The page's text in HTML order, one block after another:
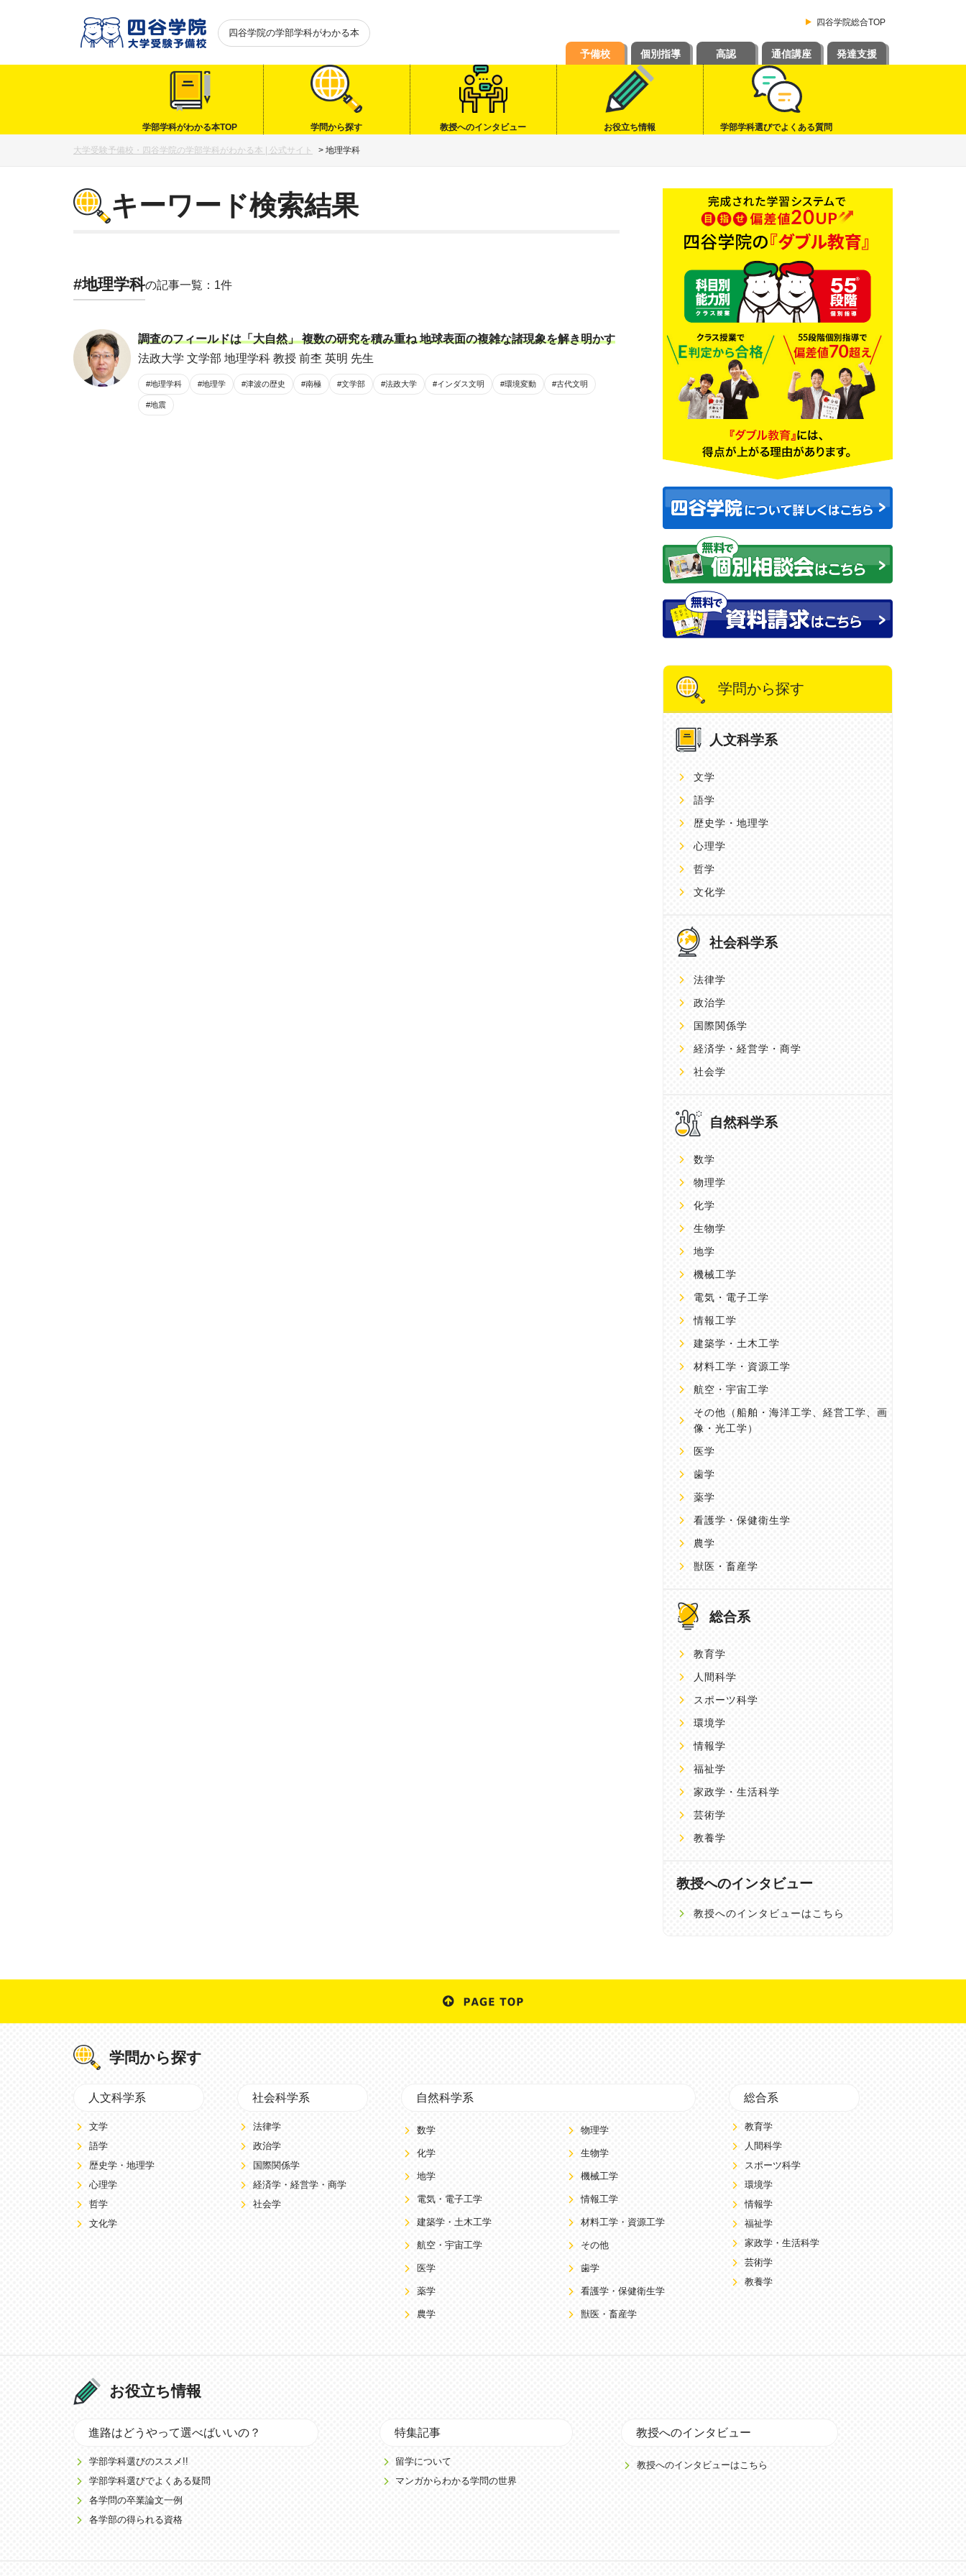
四谷学院の学部学科がわかる本
四谷学院総合TOP
予備校 個別指導 高認 通信講座 発達支援
学部学科がわかる本TOP 学問から探す 教授へのインタビュー お役立ち情報 学部学科選びでよくある質問
大学受験予備校・四谷学院の学部学科がわかる本 | 公式サイト > 地理学科
キーワード検索結果
#地理学科の記事一覧：1件
調査のフィールドは「大自然」 複数の研究を積み重ね 地球表面の複雑な諸現象を解き明かす
法政大学 文学部 地理学科 教授 前杢 英明 先生
#地理学科 #地理学 #津波の歴史 #南極 #文学部 #法政大学 #インダス文明 #環境変動 #古代文明
#地震
学問から探す
人文科学系
文学
語学
歴史学・地理学
心理学
哲学
文化学
社会科学系
法律学
政治学
国際関係学
経済学・経営学・商学
社会学
自然科学系
数学
物理学
化学
生物学
地学
機械工学
電気・電子工学
情報工学
建築学・土木工学
材料工学・資源工学
航空・宇宙工学
その他 （船舶・海洋工学、経営工学、画
像・光工学）
医学
歯学
薬学
看護学・保健衛生学
農学
獣医・畜産学
総合系
教育学
人間科学
スポーツ科学
環境学
情報学
福祉学
家政学・生活科学
芸術学
教養学
教授へのインタビュー
教授へのインタビューはこちら
学問から探す
人文科学系
文学
語学
歴史学・地理学
心理学
哲学
文化学
社会科学系
法律学
政治学
国際関係学
経済学・経営学・商学
社会学
自然科学系
数学 物理学
化学 生物学
地学 機械工学
電気・電子工学 情報工学
建築学・土木工学 材料工学・資源工学
航空・宇宙工学 その他
医学 歯学
薬学 看護学・保健衛生学
農学 獣医・畜産学
総合系
教育学
人間科学
スポーツ科学
環境学
情報学
福祉学
家政学・生活科学
芸術学
教養学
お役立ち情報
進路はどうやって選べばいいの？
学部学科選びのススメ!!
学部学科選びでよくある疑問
各学問の卒業論文一例
各学部の得られる資格
特集記事
留学について
マンガからわかる学問の世界
教授へのインタビュー
教授へのインタビューはこちら